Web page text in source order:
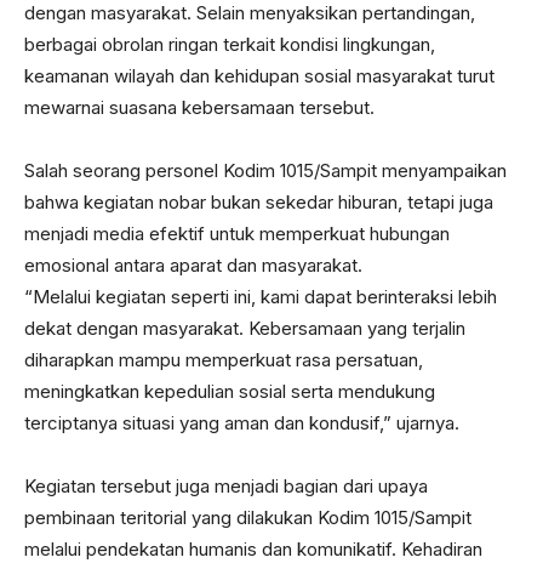
dengan masyarakat. Selain menyaksikan pertandingan,
berbagai obrolan ringan terkait kondisi lingkungan,
keamanan wilayah dan kehidupan sosial masyarakat turut
mewarnai suasana kebersamaan tersebut.
Salah seorang personel Kodim 1015/Sampit menyampaikan
bahwa kegiatan nobar bukan sekedar hiburan, tetapi juga
menjadi media efektif untuk memperkuat hubungan
emosional antara aparat dan masyarakat.
“Melalui kegiatan seperti ini, kami dapat berinteraksi lebih
dekat dengan masyarakat. Kebersamaan yang terjalin
diharapkan mampu memperkuat rasa persatuan,
meningkatkan kepedulian sosial serta mendukung
terciptanya situasi yang aman dan kondusif,” ujarnya.
Kegiatan tersebut juga menjadi bagian dari upaya
pembinaan teritorial yang dilakukan Kodim 1015/Sampit
melalui pendekatan humanis dan komunikatif. Kehadiran